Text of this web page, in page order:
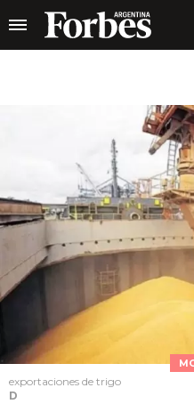
exportaciones de trigo
D